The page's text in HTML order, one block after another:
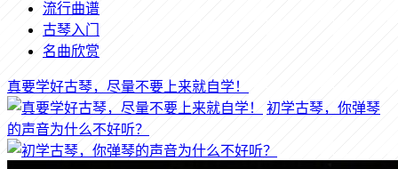
流行曲谱
古琴入门
名曲欣赏
真要学好古琴，尽量不要上来就自学！
初学古琴，你弹琴
的声音为什么不好听？